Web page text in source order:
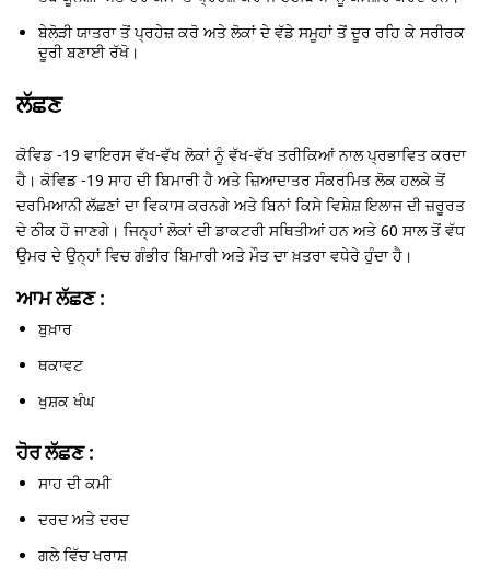
ਬੇਲੋੜੀ ਯਾਤਰਾ ਤੋਂ ਪ੍ਰਹੇਜ਼ ਕਰੋ ਅਤੇ ਲੋਕਾਂ ਦੇ ਵੱਡੇ ਸਮੂਹਾਂ ਤੋਂ ਦੂਰ ਰਹਿ ਕੇ ਸਰੀਰਕ
ਦੂਰੀ ਬਣਾਈ ਰੱਖੋ।
ਲੱਛਣ
ਕੋਵਿਡ -19 ਵਾਇਰਸ ਵੱਖ-ਵੱਖ ਲੋਕਾਂ ਨੂੰ ਵੱਖ-ਵੱਖ ਤਰੀਕਿਆਂ ਨਾਲ ਪ੍ਰਭਾਵਿਤ ਕਰਦਾ
ਹੈ। ਕੋਵਿਡ -19 ਸਾਹ ਦੀ ਬਿਮਾਰੀ ਹੈ ਅਤੇ ਜ਼ਿਆਦਾਤਰ ਸੰਕਰਮਿਤ ਲੋਕ ਹਲਕੇ ਤੋਂ
ਦਰਮਿਆਨੀ ਲੱਛਣਾਂ ਦਾ ਵਿਕਾਸ ਕਰਨਗੇ ਅਤੇ ਬਿਨਾਂ ਕਿਸੇ ਵਿਸ਼ੇਸ਼ ਇਲਾਜ ਦੀ ਜ਼ਰੂਰਤ
ਦੇ ਠੀਕ ਹੋ ਜਾਣਗੇ। ਜਿਨ੍ਹਾਂ ਲੋਕਾਂ ਦੀ ਡਾਕਟਰੀ ਸਥਿਤੀਆਂ ਹਨ ਅਤੇ 60 ਸਾਲ ਤੋਂ ਵੱਧ
ਉਮਰ ਦੇ ਉਨ੍ਹਾਂ ਵਿਚ ਗੰਭੀਰ ਬਿਮਾਰੀ ਅਤੇ ਮੌਤ ਦਾ ਖ਼ਤਰਾ ਵਧੇਰੇ ਹੁੰਦਾ ਹੈ।
ਆਮ ਲੱਛਣ :
ਬੁਖ਼ਾਰ
ਥਕਾਵਟ
ਖੁਸ਼ਕ ਖੰਘ
ਹੋਰ ਲੱਛਣ :
ਸਾਹ ਦੀ ਕਮੀ
ਦਰਦ ਅਤੇ ਦਰਦ
ਗਲੇ ਵਿੱਚ ਖਰਾਸ਼